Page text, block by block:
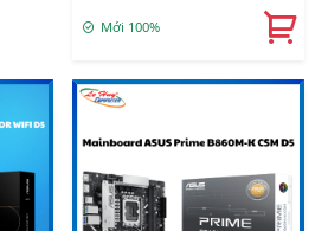
Mới 100%